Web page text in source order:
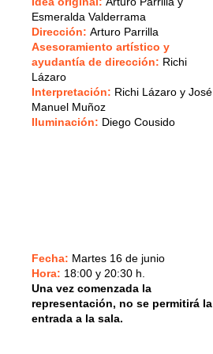
Esmeralda Valderrama
Dirección: Arturo Parrilla
Asesoramiento artístico y
ayudantía de dirección: Richi
Lázaro
Interpretación: Richi Lázaro y José
Manuel Muñoz
Iluminación: Diego Cousido
Fecha: Martes 16 de junio
Hora: 18:00 y 20:30 h.
Una vez comenzada la
representación, no se permitirá la
entrada a la sala.